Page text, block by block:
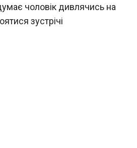
чоловік дивлячись на
зустрічі